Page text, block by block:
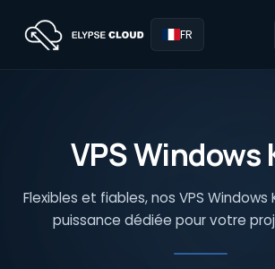
FR
VPS Windows
Flexibles et fiables, nos VPS Windows
puissance dédiée pour votre